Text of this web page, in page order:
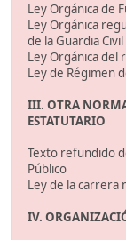
Ley Orgánica de
Ley Orgánica
de la Guardia Civil
Ley Orgánica del
Ley de Régimen
III. OTRA
ESTATUTARIO
Texto refundido
Público
Ley de la carrera
IV.